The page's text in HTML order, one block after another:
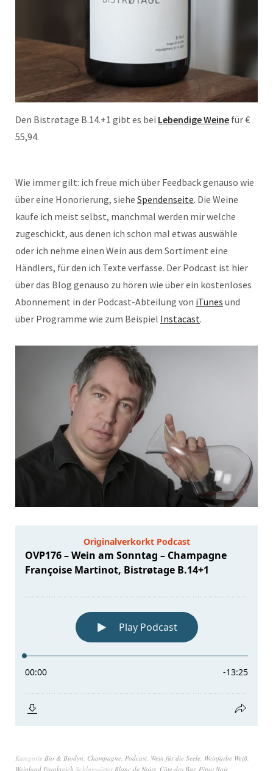
Den Bistrøtage B.14.+1 gibt es bei Lebendige Weine für €
55,94.
Wie immer gilt: ich freue mich über Feedback genauso wie
über eine Honorierung, siehe Spendenseite. Die Weine
kaufe ich meist selbst, manchmal werden mir welche
zugeschickt, aus denen ich schon mal etwas auswähle
oder ich nehme einen Wein aus dem Sortiment eine
Händlers, für den ich Texte verfasse. Der Podcast ist hier
über das Blog genauso zu hören wie über ein kostenloses
Abonnement in der Podcast-Abteilung von iTunes und
über Programme wie zum Beispiel Instacast.
Kategorie Bio & Biodyn Champagne Podcast Wein für die Seele Weinfarbe Weiß
Weinland Frankreich Schlagwörter Blanc de Noirs Côte des Bar, Pinot Noir